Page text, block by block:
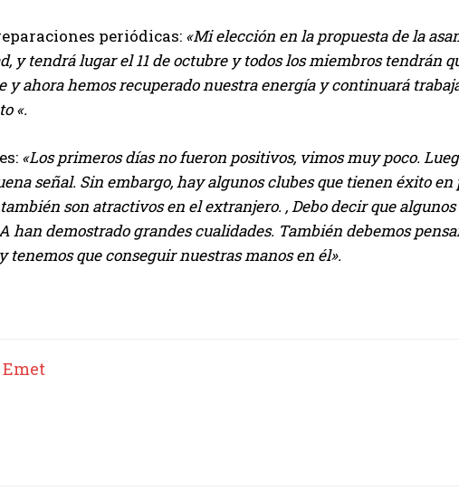
periódicas: «Mi elección en la propuesta de la
y tendrá lugar el 11 de octubre y todos los miembros tendrán
y ahora hemos recuperado nuestra energía y continuará
«.
«Los primeros días no fueron positivos, vimos muy poco.
señal. Sin embargo, hay algunos clubes que tienen éxito
son atractivos en el extranjero. , Debo decir que
han demostrado grandes cualidades. También debemos
tenemos que conseguir nuestras manos en él».
Emet